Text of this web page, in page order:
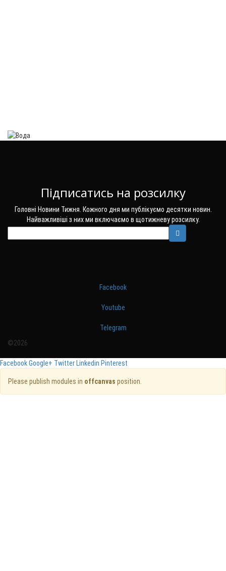
Підписатись на розсилку
Головні Новини Тижня. Кожного дня ми публікуємо десятки новин.
Найважливіші з них ми включаємо в щотижневу розсилку.
Facebook
Youtube
Telegram
©2026
FacebookGoogle+ Twitter Linkedin Pinterest
Please publish modules in offcanvas position.